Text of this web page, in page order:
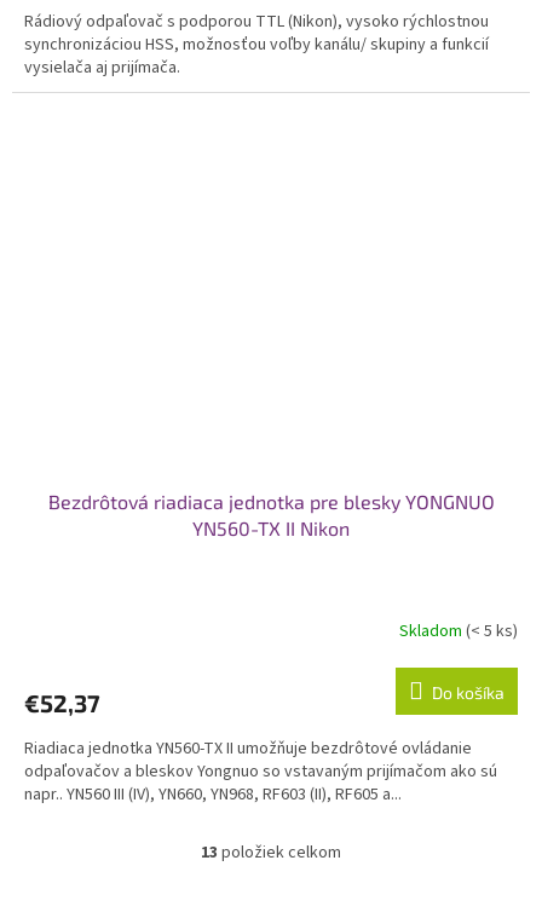
Rádiový odpaľovač s podporou TTL (Nikon), vysoko rýchlostnou
synchronizáciou HSS, možnosťou voľby kanálu/ skupiny a funkcií
vysielača aj prijímača.
Bezdrôtová riadiaca jednotka pre blesky YONGNUO
YN560-TX II Nikon
Skladom (< 5 ks)
€52,37 Do košíka
Riadiaca jednotka YN560-TX II umožňuje bezdrôtové ovládanie
odpaľovačov a bleskov Yongnuo so vstavaným prijímačom ako sú
napr.. YN560 III (IV), YN660, YN968, RF603 (II), RF605 a...
O
13 položiek celkom